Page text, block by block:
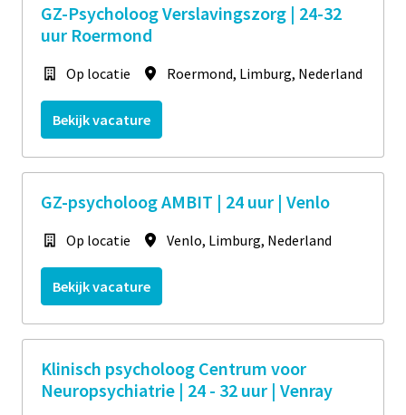
GZ-Psycholoog Verslavingszorg | 24-32
uur Roermond
Op locatie Roermond, Limburg, Nederland
Bekijk vacature
GZ-psycholoog AMBIT | 24 uur | Venlo
Op locatie Venlo, Limburg, Nederland
Bekijk vacature
Klinisch psycholoog Centrum voor
Neuropsychiatrie | 24 - 32 uur | Venray